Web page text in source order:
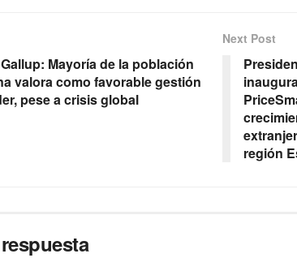
Mayoría de la población
valora como favorable gestión
pese a crisis global
Next Post
región